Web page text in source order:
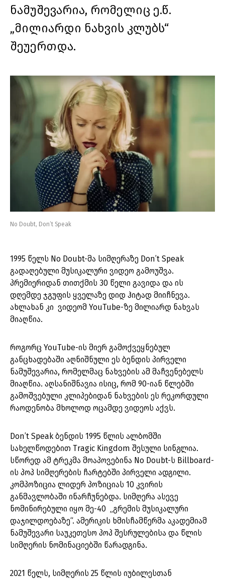
ნამუშევარია, რომელიც ე.წ.
„მილიარდი ნახვის კლუბს“
შეუერთდა.
No Doubt, Don’t Speak
1995 წელს No Doubt-მა სიმღერაზე Don’t Speak
გადაღებული მუსიკალური ვიდეო გამოუშვა.
პრემიერიდან თითქმის 30 წელი გავიდა და ის
დღემდე ჯგუფის ყველაზე დიდ ჰიტად მიიჩნევა.
ახლახან კი ვიდეომ YouTube-ზე მილიარდ ნახვას
მიაღწია.
როგორც YouTube-ის მიერ გამოქვეყნებულ
განცხადებაში აღნიშნული ეს ბენდის პირველი
ნამუშევარია, რომელმაც ნახვების ამ მაჩვენებელს
მიაღწია. აღსანიშნავია ისიც, რომ 90-იან წლებში
გამოშვებული კლიპებიდან ნახვების ეს რეკორდული
რაოდენობა მხოლოდ ოცამდე ვიდეოს აქვს.
Don’t Speak ბენდის 1995 წლის ალბომში
სახელწოდებით Tragic Kingdom შესული სინგლია.
სწორედ ამ ტრეკმა მოაპოვებინა No Doubt-ს Billboard-
ის პოპ სიმღერების ჩარტებში პირველი ადგილი.
კომპოზიცია ლიდერ პოზიციას 10 კვირის
განმავლობაში ინარჩუნებდა. სიმღერა ასევე
ნომინირებული იყო მე-40 „გრემის მუსიკალური
დაჯილდოებაზე“. ამერიკის ხმისჩამწერმა აკადემიამ
ნამუშევარი საუკეთესო პოპ შესრულებისა და წლის
სიმღერის ნომინაციებში წარადგინა.
2021 წელს, სიმღერის 25 წლის იუბილესთან